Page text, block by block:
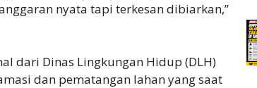
nyata tapi terkesan dibiarkan,”
dari Dinas Lingkungan Hidup (DLH)
dan pematangan lahan yang saat